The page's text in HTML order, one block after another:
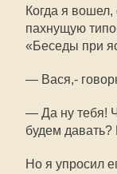
Когда я
пахнущую
«Беседы при
— Вася,-
— Да ну тебя!
будем давать?
Но я упросил